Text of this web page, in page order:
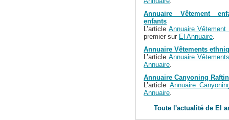
Annuaire Vêtement
enfants
L’article Annuaire
premier sur El Annuaire.
Annuaire Vêtements
L’article Annuaire
Annuaire.
Annuaire Canyoning
L’article Annuaire
Annuaire.
Toute l'actualité de El